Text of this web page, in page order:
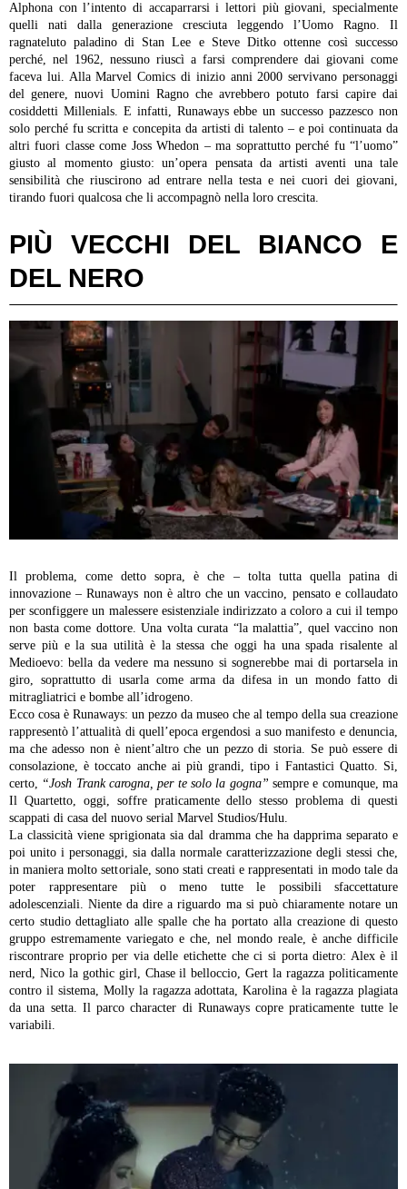
Alphona con l’intento di accaparrarsi i lettori più giovani, specialmente
quelli nati dalla generazione cresciuta leggendo l’Uomo Ragno. Il
ragnateluto paladino di Stan Lee e Steve Ditko ottenne così successo
perché, nel 1962, nessuno riuscì a farsi comprendere dai giovani come
faceva lui. Alla Marvel Comics di inizio anni 2000 servivano personaggi
del genere, nuovi Uomini Ragno che avrebbero potuto farsi capire dai
cosiddetti Millenials. E infatti, Runaways ebbe un successo pazzesco non
solo perché fu scritta e concepita da artisti di talento – e poi continuata da
altri fuori classe come Joss Whedon – ma soprattutto perché fu “l’uomo”
giusto al momento giusto: un’opera pensata da artisti aventi una tale
sensibilità che riuscirono ad entrare nella testa e nei cuori dei giovani,
tirando fuori qualcosa che li accompagnò nella loro crescita.
PIÙ VECCHI DEL BIANCO E
DEL NERO
Il problema, come detto sopra, è che – tolta tutta quella patina di
innovazione – Runaways non è altro che un vaccino, pensato e collaudato
per sconfiggere un malessere esistenziale indirizzato a coloro a cui il tempo
non basta come dottore. Una volta curata “la malattia”, quel vaccino non
serve più e la sua utilità è la stessa che oggi ha una spada risalente al
Medioevo: bella da vedere ma nessuno si sognerebbe mai di portarsela in
giro, soprattutto di usarla come arma da difesa in un mondo fatto di
mitragliatrici e bombe all’idrogeno.
Ecco cosa è Runaways: un pezzo da museo che al tempo della sua creazione
rappresentò l’attualità di quell’epoca ergendosi a suo manifesto e denuncia,
ma che adesso non è nient’altro che un pezzo di storia. Se può essere di
consolazione, è toccato anche ai più grandi, tipo i Fantastici Quatto. Si,
certo, “Josh Trank carogna, per te solo la gogna” sempre e comunque, ma
Il Quartetto, oggi, soffre praticamente dello stesso problema di questi
scappati di casa del nuovo serial Marvel Studios/Hulu.
La classicità viene sprigionata sia dal dramma che ha dapprima separato e
poi unito i personaggi, sia dalla normale caratterizzazione degli stessi che,
in maniera molto settoriale, sono stati creati e rappresentati in modo tale da
poter rappresentare più o meno tutte le possibili sfaccettature
adolescenziali. Niente da dire a riguardo ma si può chiaramente notare un
certo studio dettagliato alle spalle che ha portato alla creazione di questo
gruppo estremamente variegato e che, nel mondo reale, è anche difficile
riscontrare proprio per via delle etichette che ci si porta dietro: Alex è il
nerd, Nico la gothic girl, Chase il belloccio, Gert la ragazza politicamente
contro il sistema, Molly la ragazza adottata, Karolina è la ragazza plagiata
da una setta. Il parco character di Runaways copre praticamente tutte le
variabili.